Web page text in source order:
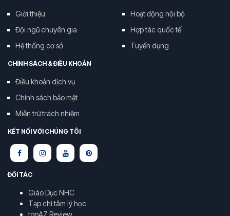
Giới thiệu
Đội ngũ chuyên gia
Hệ thống cơ sở
Hoạt động nội bộ
Hợp tác quốc tế
Tuyển dụng
CHÍNH SÁCH & ĐIỀU KHOẢN
Điều khoản dịch vụ
Chính sách bảo mật
Miễn trừ trách nhiệm
KẾT NỐI VỚI CHÚNG TÔI
ĐỐI TÁC
Giáo Dục NHC
Tạp chí tâm lý học
topAZ Review